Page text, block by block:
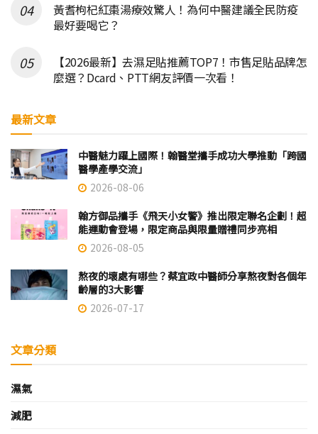
黃耆枸杞紅棗湯療效驚人！為何中醫建議全民防疫
最好要喝它？
【2026最新】去濕足貼推薦TOP7！市售足貼品牌怎
麼選？Dcard、PTT網友評價一次看！
最新文章
中醫魅力躍上國際！翰醫堂攜手成功大學推動「跨國
醫學產學交流」
2026-08-06
翰方御品攜手《飛天小女警》推出限定聯名企劃！超
能運動會登場，限定商品與限量贈禮同步亮相
2026-08-05
熬夜的壞處有哪些？蔡宜政中醫師分享熬夜對各個年
齡層的3大影響
2026-07-17
文章分類
濕氣
減肥